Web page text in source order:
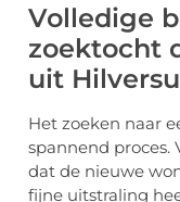
Volledige
zoektocht
uit
Het zoeken naar
spannend proces.
dat de nieuwe
fijne uitstraling